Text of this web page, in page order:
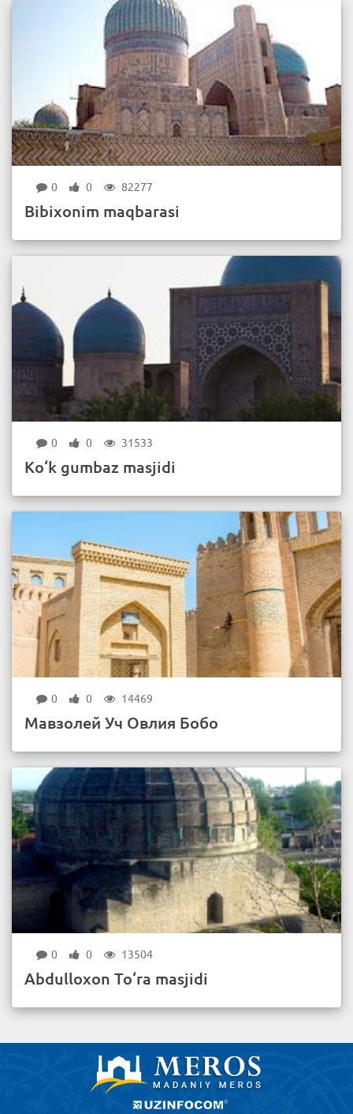
0 0 82277
Bibixonim maqbarasi
0 0 31533
Ko‘k gumbaz masjidi
0 0 14469
Мавзолей Уч Овлия Бобо
0 0 13504
Abdulloxon To‘ra masjidi